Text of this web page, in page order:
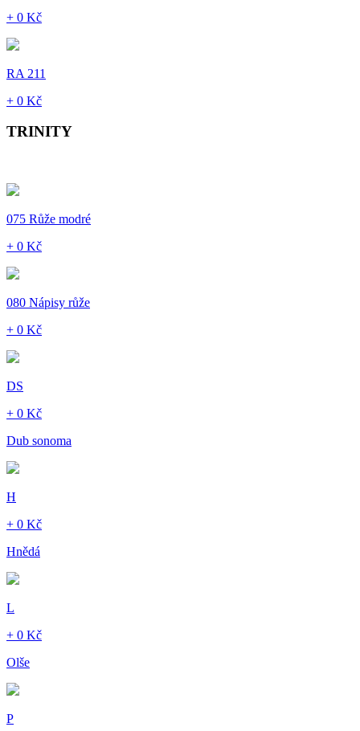
+ 0 Kč
RA 211
+ 0 Kč
TRINITY
075 Růže modré
+ 0 Kč
080 Nápisy růže
+ 0 Kč
DS
+ 0 Kč
Dub sonoma
H
+ 0 Kč
Hnědá
L
+ 0 Kč
Olše
P